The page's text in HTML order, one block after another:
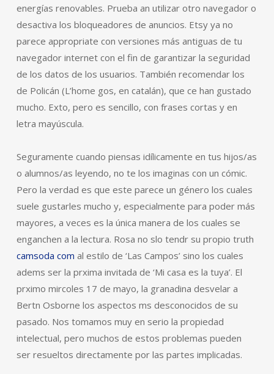
energías renovables. Prueba an utilizar otro navegador o
desactiva los bloqueadores de anuncios. Etsy ya no
parece appropriate con versiones más antiguas de tu
navegador internet con el fin de garantizar la seguridad
de los datos de los usuarios. También recomendar los
de Policán (L’home gos, en catalán), que ce han gustado
mucho. Exto, pero es sencillo, con frases cortas y en
letra mayúscula.
Seguramente cuando piensas idílicamente en tus hijos/as
o alumnos/as leyendo, no te los imaginas con un cómic.
Pero la verdad es que este parece un género los cuales
suele gustarles mucho y, especialmente para poder más
mayores, a veces es la única manera de los cuales se
enganchen a la lectura. Rosa no slo tendr su propio truth
camsoda com al estilo de ‘Las Campos’ sino los cuales
adems ser la prxima invitada de ‘Mi casa es la tuya’. El
prximo mircoles 17 de mayo, la granadina desvelar a
Bertn Osborne los aspectos ms desconocidos de su
pasado. Nos tomamos muy en serio la propiedad
intelectual, pero muchos de estos problemas pueden
ser resueltos directamente por las partes implicadas.